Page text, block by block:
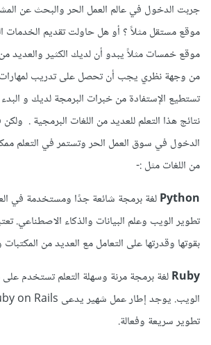
جربت الدخول في عالم العمل الحر والبحث عن
موقع مستقل مثلاً ؟ أو هل حاولت تقديم الخدمات
موقع خمسات مثلاً يبدو أن لديك الكثير والعديد من
من وجهة نظري يجب أن تحصل على تدريب لمهارات
تستطيع الإستفادة من خبرات البرمجة لديك و
نتائج هذا التعلم للعديد من اللغات البرمجية .
الدخول في سوق العمل الحر وتستمر في التعلم
من اللغات مثل:-
Pythonلغة برمجة شائعة جدًا ومستخدمة في
تطوير الويب وعلم البيانات والذكاء الاصطناعي.
بقوتها وقدرتها على التعامل مع العديد من المكتبات
Ruby لغة برمجة مرنة وسهلة التعلم تستخدم
تطوير سريعة وفعالة.